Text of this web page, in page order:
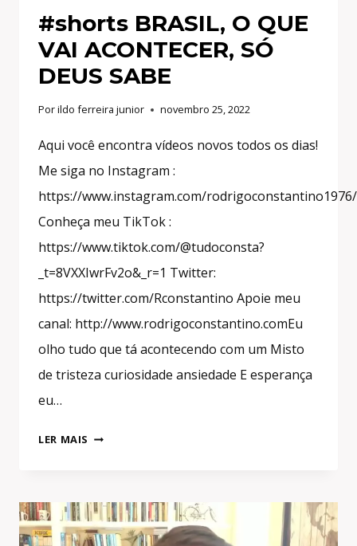
#shorts BRASIL, O QUE
VAI ACONTECER, SÓ
DEUS SABE
Porildo ferreira junior novembro 25, 2022
Aqui você encontra vídeos novos todos os dias!
Me siga no Instagram :
https://www.instagram.com/rodrigoconstantino1976/
Conheça meu TikTok :
https://www.tiktok.com/@tudoconsta?
_t=8VXXIwrFv2o&_r=1 Twitter:
https://twitter.com/Rconstantino Apoie meu
canal: http://www.rodrigoconstantino.comEu
olho tudo que tá acontecendo com um Misto
de tristeza curiosidade ansiedade E esperança
eu…
LER MAIS #SHORTS
VAI
ACONTECER,